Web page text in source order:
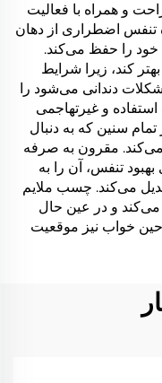
و همراه با فعالیت
تنفس اضطراری از دهان
خود را حفظ می‌کند.
کند، زیرا شرایط
دندانی می‌شود را
و غیرتهاجمی
سنین که به دنبال
می‌کند. مقرون به صرفه
تنفس، آن را به
می‌کند. چسب ملایم
می‌کند و در عین حال
خواب نیز موقعیت